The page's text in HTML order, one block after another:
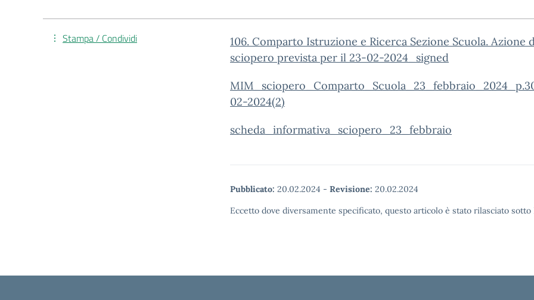
106. Comparto Istruzione e Ricerca Sezione Scuola. Azione
sciopero prevista per il 23-02-2024_signed
02-2024(2)
scheda_informativa_sciopero_23_febbraio
Pubblicato: 20.02.2024 - Revisione: 20.02.2024
Eccetto dove diversamente specificato, questo articolo è stato rilasciato
Stampa / Condividi